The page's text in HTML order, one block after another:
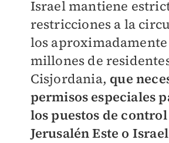
Israel mantiene
restricciones a la
los
millones de
Cisjordania, que
permisos especiales
los puestos de
Jerusalén Este o